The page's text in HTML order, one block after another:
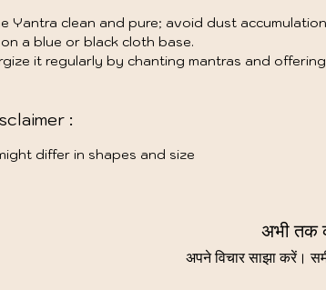
Yantra clean and pure; avoid dust
a blue or black cloth base.
it regularly by chanting mantras and
:
differ in shapes and size
अभी तक
अपने विचार साझा करें।